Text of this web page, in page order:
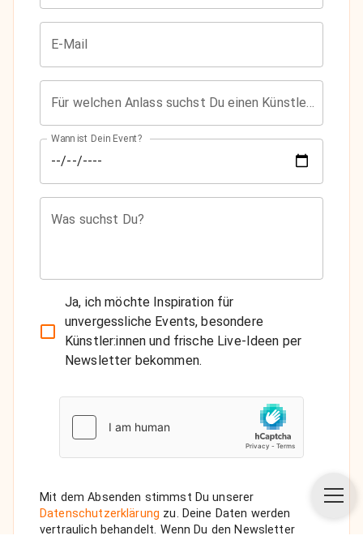
E-Mail
Wann ist Dein Event?
Was suchst Du?
Ja, ich möchte Inspiration für
unvergessliche Events, besondere
Künstler:innen und frische Live-Ideen per
Newsletter bekommen.
Mit dem Absenden stimmst Du unserer
Datenschutzerklärung zu. Deine Daten werden
vertraulich behandelt. Wenn Du den Newsletter